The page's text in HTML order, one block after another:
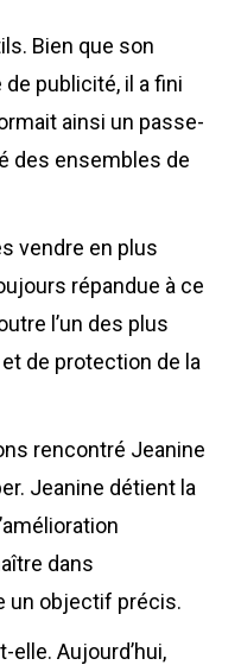
Bien que son
de publicité, il a fini
ainsi un passe-
des ensembles de
vendre en plus
répandue à ce
l’un des plus
de protection de la
rencontré Jeanine
Jeanine détient la
dans
un objectif précis.
elle. Aujourd’hui,